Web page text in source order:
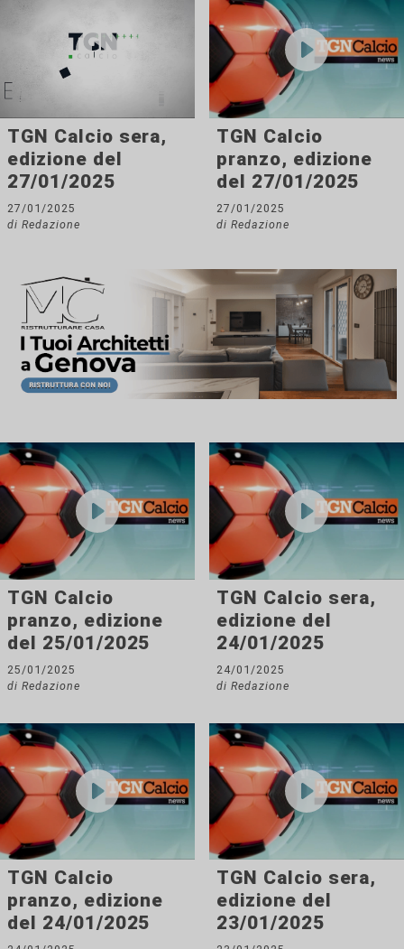
TGN Calcio sera,
edizione del
27/01/2025
27/01/2025
di Redazione
TGN Calcio
pranzo, edizione
del 27/01/2025
27/01/2025
di Redazione
TGN Calcio
pranzo, edizione
del 25/01/2025
25/01/2025
di Redazione
TGN Calcio sera,
edizione del
24/01/2025
24/01/2025
di Redazione
TGN Calcio
pranzo, edizione
del 24/01/2025
TGN Calcio sera,
edizione del
23/01/2025